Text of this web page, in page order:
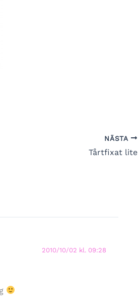
NÄSTA
Tårtfixat lite
2010/10/02 kl. 09:28